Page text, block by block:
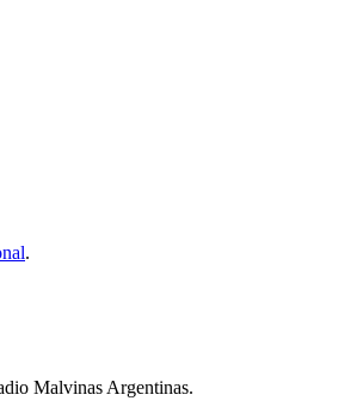
.
Malvinas Argentinas.